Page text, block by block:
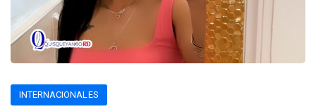
INTERNACIONALES